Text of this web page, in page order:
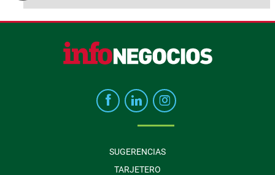
SUGERENCIAS
TARJETERO